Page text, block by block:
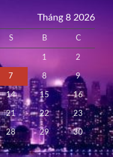
Tháng 8 2026
S B C
1 2
7 8 9
14 15 16
21 22 23
28 29 30